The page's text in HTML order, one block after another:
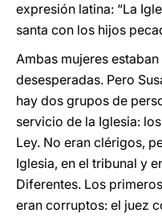
expresión latina: “La
santa con los hijos
Ambas mujeres
desesperadas. Pero
hay dos grupos de
servicio de la Iglesia:
Ley. No eran clérigos,
Iglesia, en el tribunal y
Diferentes. Los
eran corruptos: el juez